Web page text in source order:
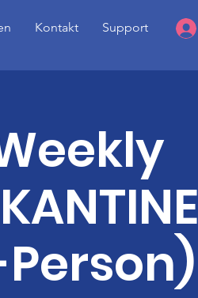
Kontakt Support
Person)